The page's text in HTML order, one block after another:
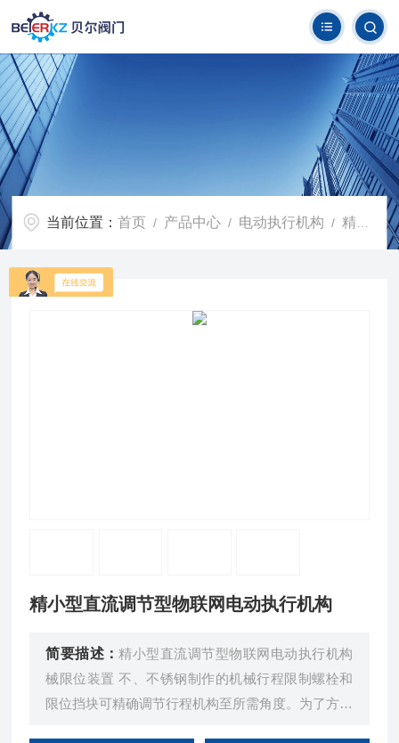
当前位置：首页 / 产品中心 / 电动执行机构 / 精小型电动执行机构
精小型直流调节型物联网电动执行机构
简要描述： 精小型直流调节型物联网电动执行机构
械限位装置 不、不锈钢制作的机械行程限制螺栓和
限位挡块可精确调节行程机构至所需角度。为了方便